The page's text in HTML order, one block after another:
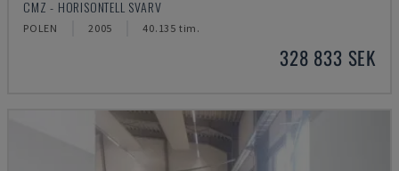
CMZ - HORISONTELL SVARV
POLEN 2005 40.135 tim.
328 833 SEK